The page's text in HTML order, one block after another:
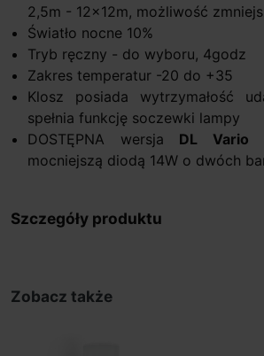
2,5m - 12x12m, możliwość
Światło nocne 10%
Tryb ręczny - do wyboru, 4godz
Zakres temperatur -20 do +35
Klosz posiada wytrzymałość
spełnia funkcję soczewki lampy
DOSTĘPNA wersja DL Vario
mocniejszą diodą 14W o dwóch
Szczegóły produktu
Zobacz także